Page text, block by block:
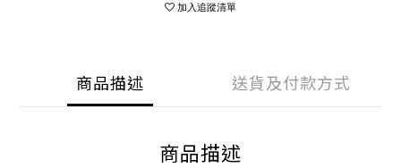
加入追蹤清單
商品描述 送貨及付款方式
商品描述